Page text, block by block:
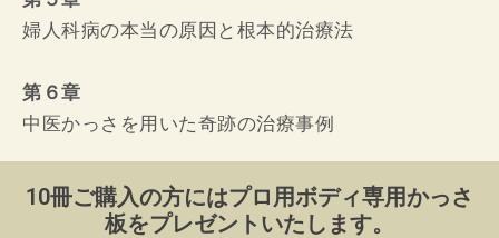
婦人科病の本当の原因と根本的治療法
第６章
中医かっさを用いた奇跡の治療事例
10冊ご購入の方にはプロ用ボディ専用かっさ
板をプレゼントいたします。